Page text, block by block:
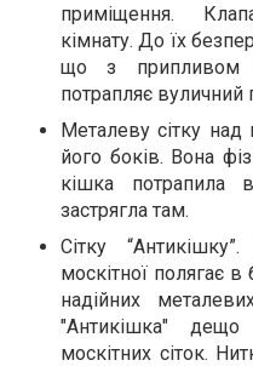
приміщення.
кімнату. До їх
що з припливом
потрапляє вуличний
Металеву сітку над
його боків. Вона
кішка потрапила
застрягла там.
Сітку
москітної полягає
надійних
"Антикішка"
москітних сіток.